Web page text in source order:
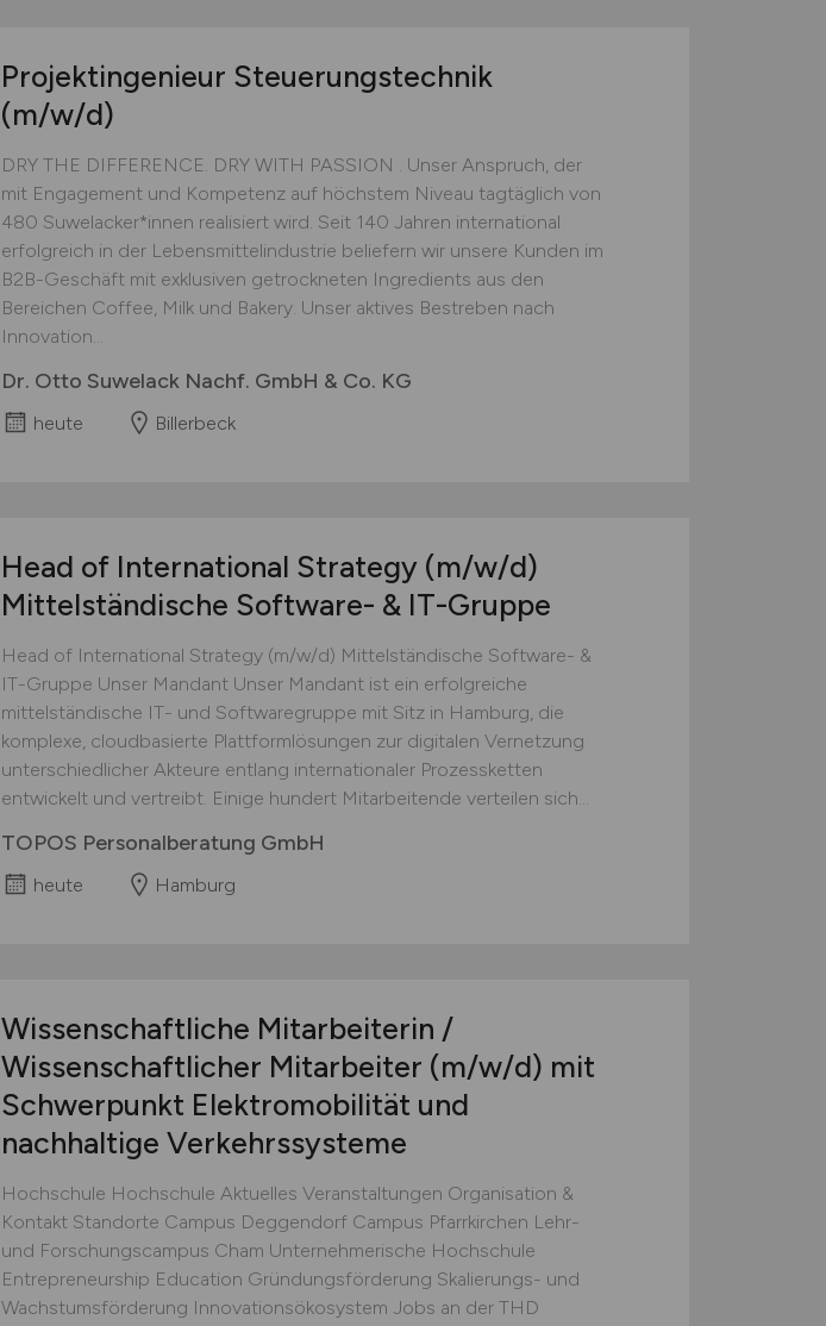
Projektingenieur Steuerungstechnik
(m/w/d)
DRY THE DIFFERENCE. DRY WITH PASSION . Unser Anspruch, der
mit Engagement und Kompetenz auf höchstem Niveau tagtäglich von
480 Suwelacker*innen realisiert wird. Seit 140 Jahren international
erfolgreich in der Lebensmittelindustrie beliefern wir unsere Kunden im
B2B-Geschäft mit exklusiven getrockneten Ingredients aus den
Bereichen Coffee, Milk und Bakery. Unser aktives Bestreben nach
Innovation...
Dr. Otto Suwelack Nachf. GmbH & Co. KG
heute Billerbeck
Head of International Strategy (m/w/d)
Mittelständische Software- & IT-Gruppe
Head of International Strategy (m/w/d) Mittelständische Software- &
IT-Gruppe Unser Mandant Unser Mandant ist ein erfolgreiche
mittelständische IT- und Softwaregruppe mit Sitz in Hamburg, die
komplexe, cloudbasierte Plattformlösungen zur digitalen Vernetzung
unterschiedlicher Akteure entlang internationaler Prozessketten
entwickelt und vertreibt. Einige hundert Mitarbeitende verteilen sich...
TOPOS Personalberatung GmbH
heute Hamburg
Wissenschaftliche Mitarbeiterin /
Wissenschaftlicher Mitarbeiter (m/w/d) mit
Schwerpunkt Elektromobilität und
nachhaltige Verkehrssysteme
Hochschule Hochschule Aktuelles Veranstaltungen Organisation &
Kontakt Standorte Campus Deggendorf Campus Pfarrkirchen Lehr-
und Forschungscampus Cham Unternehmerische Hochschule
Entrepreneurship Education Gründungsförderung Skalierungs- und
Wachstumsförderung Innovationsökosystem Jobs an der THD